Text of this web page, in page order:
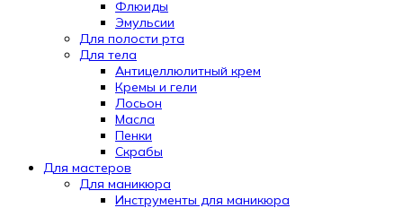
Флюиды
Эмульсии
Для полости рта
Для тела
Антицеллюлитный крем
Кремы и гели
Лосьон
Масла
Пенки
Скрабы
Для мастеров
Для маникюра
Инструменты для маникюра